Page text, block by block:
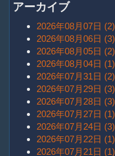
アーカイブ
2026年08月07日 (2)
2026年08月06日 (3)
2026年08月05日 (2)
2026年08月04日 (1)
2026年07月31日 (2)
2026年07月29日 (3)
2026年07月28日 (3)
2026年07月27日 (1)
2026年07月24日 (3)
2026年07月22日 (1)
2026年07月21日 (1)